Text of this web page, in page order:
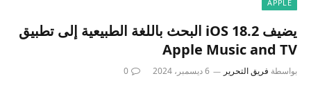
APPLE
يضيف iOS 18.2 البحث باللغة الطبيعية إلى تطبيق
Apple Music and TV
بواسطة فريق التحرير 6 ديسمبر، 2024 0